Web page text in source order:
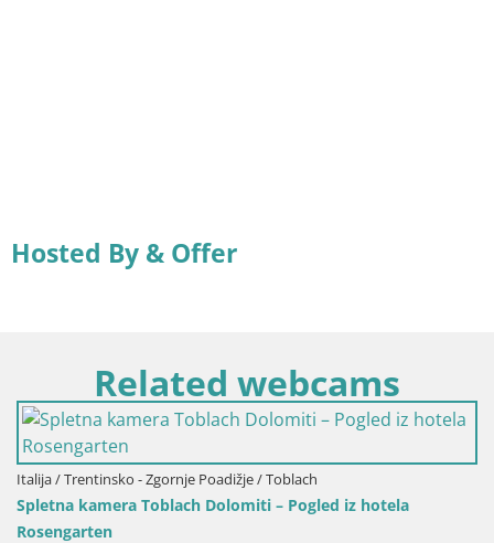
Hosted By & Offer
Related webcams
Italija / Trentinsko - Zgornje Poadižje / Toblach
Spletna kamera Toblach Dolomiti – Pogled iz hotela
Rosengarten